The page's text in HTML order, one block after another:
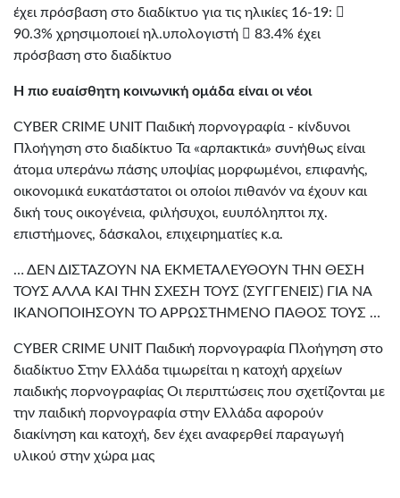
έχει πρόσβαση στο διαδίκτυο για τις ηλικίες 16-19: 
90.3% χρησιμοποιεί ηλ.υπολογιστή  83.4% έχει
πρόσβαση στο διαδίκτυο
Η πιο ευαίσθητη κοινωνική ομάδα είναι οι νέοι
CYBER CRIME UNIT Παιδική πορνογραφία - κίνδυνοι
Πλοήγηση στο διαδίκτυο Τα «αρπακτικά» συνήθως είναι
άτομα υπεράνω πάσης υποψίας μορφωμένοι, επιφανής,
οικονομικά ευκατάστατοι οι οποίοι πιθανόν να έχουν και
δική τους οικογένεια, φιλήσυχοι, ευυπόληπτοι πχ.
επιστήμονες, δάσκαλοι, επιχειρηματίες κ.α.
… ΔΕΝ ΔΙΣΤΑΖΟΥΝ ΝΑ ΕΚΜΕΤΑΛΕΥΘΟΥΝ ΤΗΝ ΘΕΣΗ
ΤΟΥΣ ΑΛΛΑ ΚΑΙ ΤΗΝ ΣΧΕΣΗ ΤΟΥΣ (ΣΥΓΓΕΝΕΙΣ) ΓΙΑ ΝΑ
ΙΚΑΝΟΠΟΙΗΣΟΥΝ ΤΟ ΑΡΡΩΣΤΗΜΕΝΟ ΠΑΘΟΣ ΤΟΥΣ …
CYBER CRIME UNIT Παιδική πορνογραφία Πλοήγηση στο
διαδίκτυο Στην Ελλάδα τιμωρείται η κατοχή αρχείων
παιδικής πορνογραφίας Οι περιπτώσεις που σχετίζονται με
την παιδική πορνογραφία στην Ελλάδα αφορούν
διακίνηση και κατοχή, δεν έχει αναφερθεί παραγωγή
υλικού στην χώρα μας